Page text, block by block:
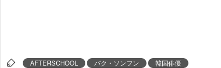
AFTERSCHOOL パク・ソンフン
韓国俳優